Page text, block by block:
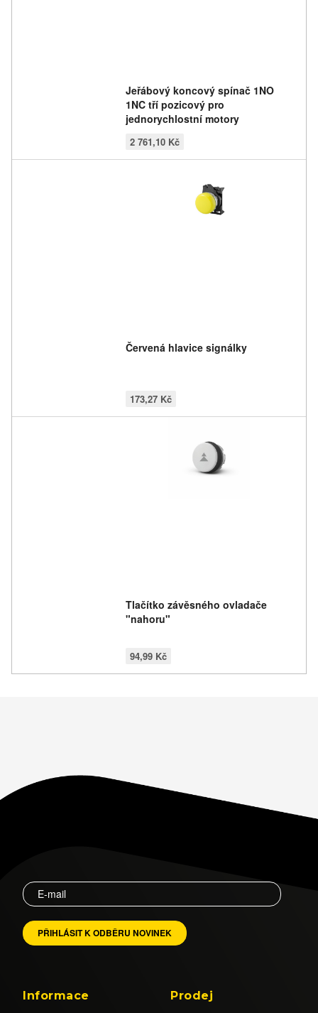
Jeřábový koncový spínač 1NO
1NC tří pozicový pro
jednorychlostní motory
2 761,10 Kč
Červená hlavice signálky
173,27 Kč
Tlačítko závěsného ovladače
"nahoru"
94,99 Kč
Informace Prodej